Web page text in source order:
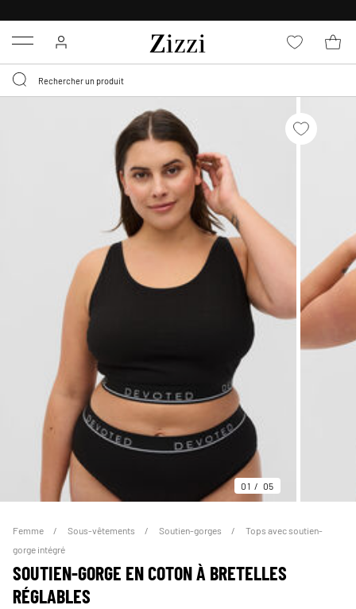
Menu
01 05
Femme Sous-vêtements Soutien-gorges
Tops avec soutien-
gorge intégré
SOUTIEN-GORGE EN COTON À BRETELLES
RÉGLABLES